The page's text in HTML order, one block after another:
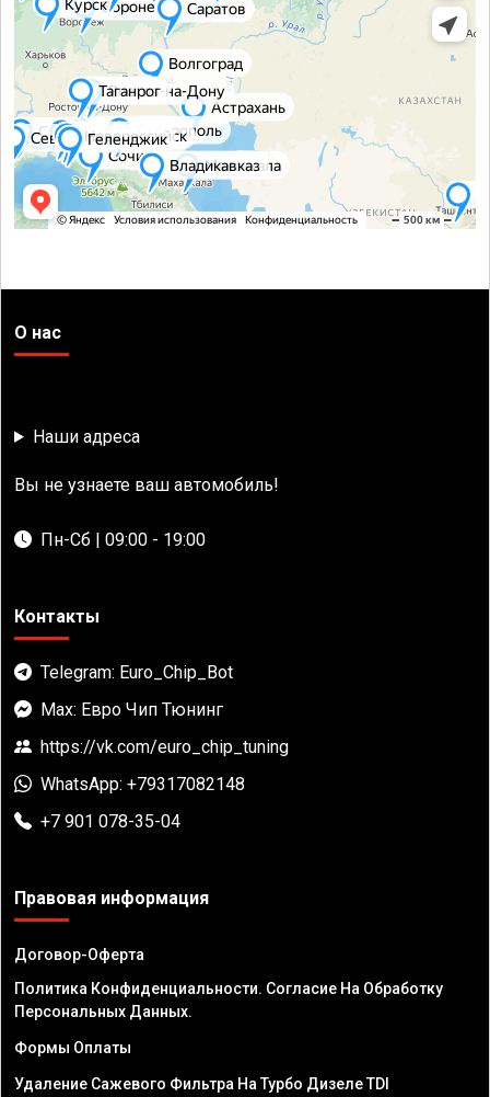
О нас
Наши адреса
Вы не узнаете ваш автомобиль!
Пн-Сб | 09:00 - 19:00
Контакты
Telegram: Euro_Chip_Bot
Max: Евро Чип Тюнинг
https://vk.com/euro_chip_tuning
WhatsApp: +79317082148
+7 901 078-35-04
Правовая информация
Договор-Оферта
Политика Конфиденциальности. Согласие На Обработку
Персональных Данных.
Формы Оплаты
Удаление Сажевого Фильтра На Турбо Дизеле TDI